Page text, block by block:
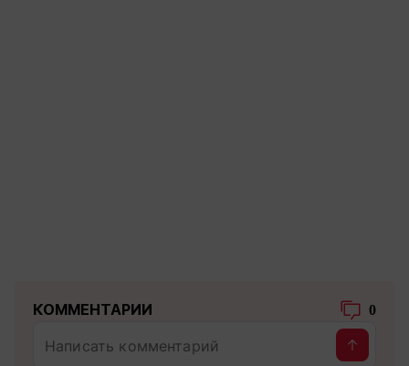
КОММЕНТАРИИ 0